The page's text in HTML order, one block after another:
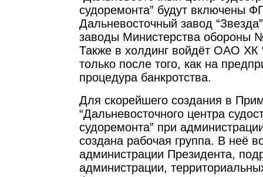
судоремонта” будут включены
Дальневосточный завод
заводы Министерства
Также в холдинг войдёт ОАО ХК
только после того, как на
процедура банкротства.
Для скорейшего создания в
“Дальневосточного центра
судоремонта” при
создана рабочая группа. В неё
администрации Президента,
администрации,